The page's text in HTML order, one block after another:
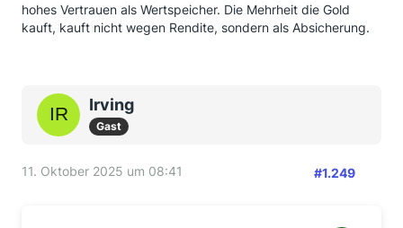
hohes Vertrauen als Wertspeicher. Die Mehrheit die Gold
kauft, kauft nicht wegen Rendite, sondern als Absicherung.
Irving
Gast
11. Oktober 2025 um 08:41 #1.249